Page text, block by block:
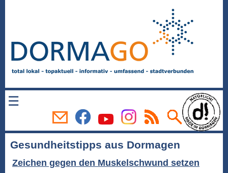
☰
Gesundheitstipps aus Dormagen
Zeichen gegen den Muskelschwund setzen